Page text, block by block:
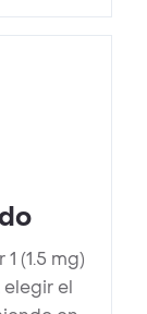
(1.5 mg)
el